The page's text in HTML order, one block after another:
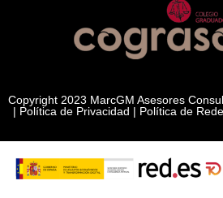
Copyright 2023 MarcGM Asesores
| Política de Privacidad | Política de